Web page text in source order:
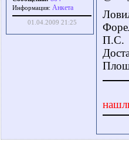
Информация: Aнкета
01.04.2009 21:25
П.С.